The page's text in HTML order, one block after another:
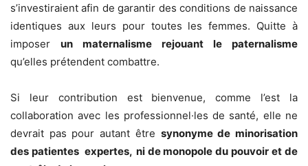
s’investiraient afin de garantir des conditions de naissance
identiques aux leurs pour toutes les femmes. Quitte à
imposer un maternalisme rejouant le paternalisme
qu’elles prétendent combattre.
Si leur contribution est bienvenue, comme l’est la
collaboration avec les professionnel·les de santé, elle ne
devrait pas pour autant être synonyme de minorisation
des patientes expertes, ni de monopole du pouvoir et de